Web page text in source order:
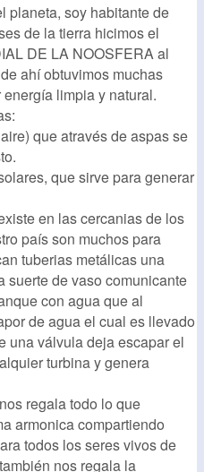
planeta, soy habitante de
de la tierra hicimos el
DE LA NOOSFERA al
ahí obtuvimos muchas
limpia y natural.
que através de aspas se
que sirve para generar
en las cercanias de los
país son muchos para
tuberias metálicas una
suerte de vaso comunicante
con agua que al
de agua el cual es llevado
una válvula deja escapar el
turbina y genera
regala todo lo que
armonica compartiendo
todos los seres vivos de
nos regala la